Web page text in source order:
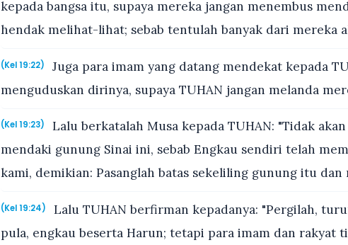
kepada bangsa itu, supaya mereka jangan menembus
hendak melihat-lihat; sebab tentulah banyak dari mereka
(Kel 19:22)
Juga para imam yang datang mendekat kepada
menguduskan dirinya, supaya TUHAN jangan melanda
(Kel 19:23)
Lalu berkatalah Musa kepada TUHAN: "Tidak
mendaki gunung Sinai ini, sebab Engkau sendiri telah
kami, demikian: Pasanglah batas sekeliling gunung itu dan
(Kel 19:24)
Lalu TUHAN berfirman kepadanya: "Pergilah,
pula, engkau beserta Harun; tetapi para imam dan rakyat